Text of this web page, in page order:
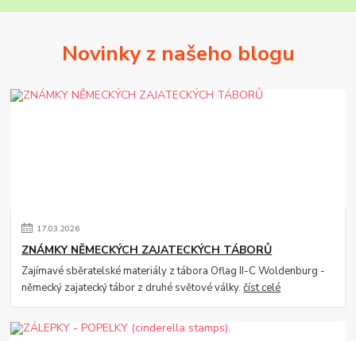
Novinky z našeho blogu
17.03.2026
ZNÁMKY NĚMECKÝCH ZAJATECKÝCH TÁBORŮ
Zajímavé sběratelské materiály z tábora Oflag II-C Woldenburg -
německý zajatecký tábor z druhé světové války.číst celé